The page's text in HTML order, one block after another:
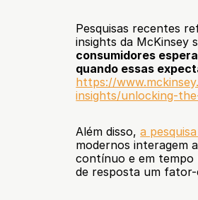
Pesquisas recentes
insights da McKinsey
consumidores
quando essas
https://
insights/unlocking-
Além disso, a
modernos interagem
contínuo e em tempo
de resposta um